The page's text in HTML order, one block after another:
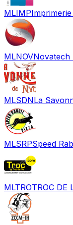
MLIMP
MLNOVNovatech
MLSDNLa
MLSRPSpeed
MLTROTROC DE